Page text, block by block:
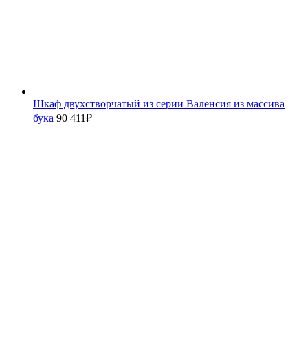
Шкаф двухстворчатый из серии Валенсия из массива
бука 90 411₽